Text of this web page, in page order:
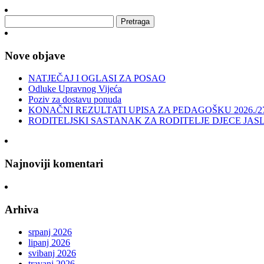
Nove objave
NATJEČAJ I OGLASI ZA POSAO
Odluke Upravnog Vijeća
Poziv za dostavu ponuda
KONAČNI REZULTATI UPISA ZA PEDAGOŠKU 2026./
RODITELJSKI SASTANAK ZA RODITELJE DJECE
Najnoviji komentari
Arhiva
srpanj 2026
lipanj 2026
svibanj 2026